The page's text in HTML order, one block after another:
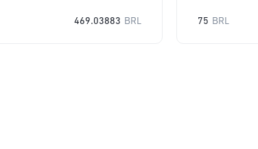
469.03883 BRL 75 BRL